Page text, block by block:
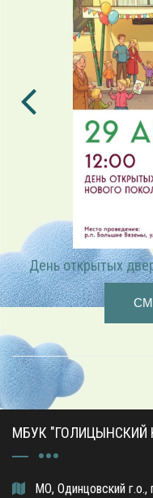
День открытых
МБУК "ГОЛИЦЫНСКИЙ
МО, Одинцовский г.о.,